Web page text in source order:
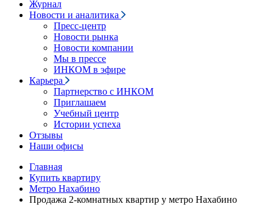
Журнал
Новости и аналитика
Пресс-центр
Новости рынка
Новости компании
Мы в прессе
ИНКОМ в эфире
Карьера
Партнерство с ИНКОМ
Приглашаем
Учебный центр
Истории успеха
Отзывы
Наши офисы
Главная
Купить квартиру
Метро Нахабино
Продажа 2-комнатных квартир у метро Нахабино